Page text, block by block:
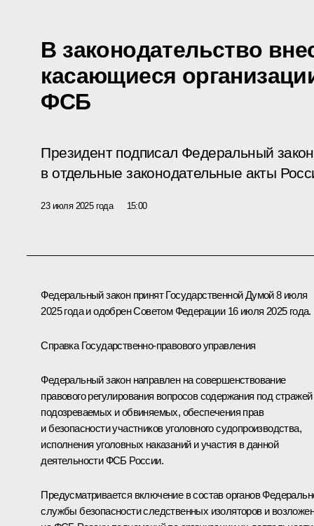
В законодательство
касающиеся
ФСБ
Президент подписал Федеральный
в отдельные законодательные акты
23 июля 2025 года 15:00
Федеральный закон принят Государственной Думой 8 июля
2025 года и одобрен Советом Федерации 16 июля 2025 года.
Справка Государственно-правового управления
Федеральный закон направлен на совершенствование
правового регулирования вопросов содержания под стражей
подозреваемых и обвиняемых, обеспечения прав
и безопасности участников уголовного судопроизводства,
исполнения уголовных наказаний и участия в данной
деятельности ФСБ России.
Предусматривается включение в состав органов
службы безопасности следственных изоляторов и